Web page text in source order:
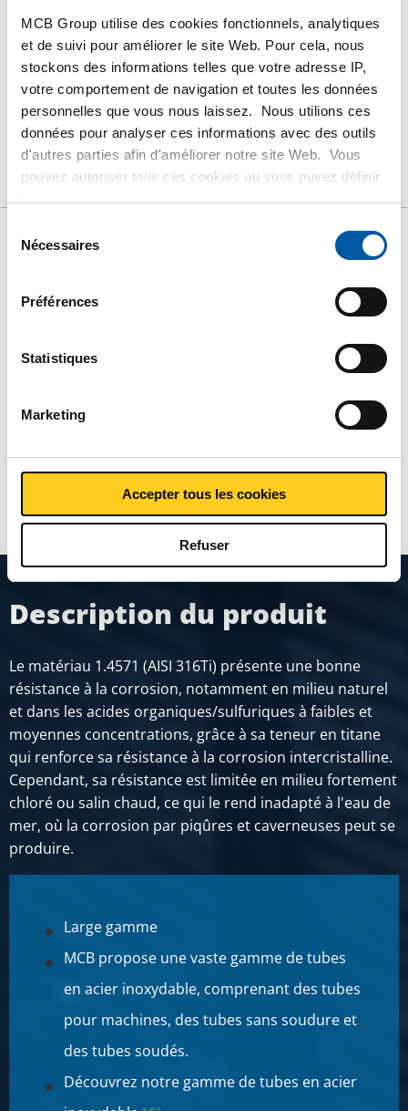
MCB Group utilise des cookies fonctionnels, analytiques
et de suivi pour améliorer le site Web. Pour cela, nous
stockons des informations telles que votre adresse IP,
votre comportement de navigation et toutes les données
personnelles que vous nous laissez. Nous utilions ces
données pour analyser ces informations avec des outils
d'autres parties afin d'améliorer notre site Web. Vous
pouvez autoriser tous ces cookies ou vous puvez définir
plus d'informations sur les cookies que nous conservons
et les parties avec lesquelles nous travaillons dans notre
règlementICI
Nécessaires
Préférences
Statistiques
Marketing
Accepter tous les cookies
Refuser
PRODUIT
DESCRIPTION DU PRODUIT
LISTE DE PRIX BRUT
TÉLÉCHARGEMENTS
CARACTÉRISTIQUES
Liste de prix bruts: Inox
bride tournantes1.4571 DIN
2642 PN10
Prix en euro par 0
MONTRER PLUS
Description du produit
Le matériau 1.4571 (AISI 316Ti) présente une bonne
résistance à la corrosion, notamment en milieu naturel
et dans les acides organiques/sulfuriques à faibles et
moyennes concentrations, grâce à sa teneur en titane
qui renforce sa résistance à la corrosion intercristalline.
Cependant, sa résistance est limitée en milieu fortement
chloré ou salin chaud, ce qui le rend inadapté à l'eau de
mer, où la corrosion par piqûres et caverneuses peut se
produire.
Large gamme
MCB propose une vaste gamme de tubes
en acier inoxydable, comprenant des tubes
pour machines, des tubes sans soudure et
des tubes soudés.
Découvrez notre gamme de tubes en acier